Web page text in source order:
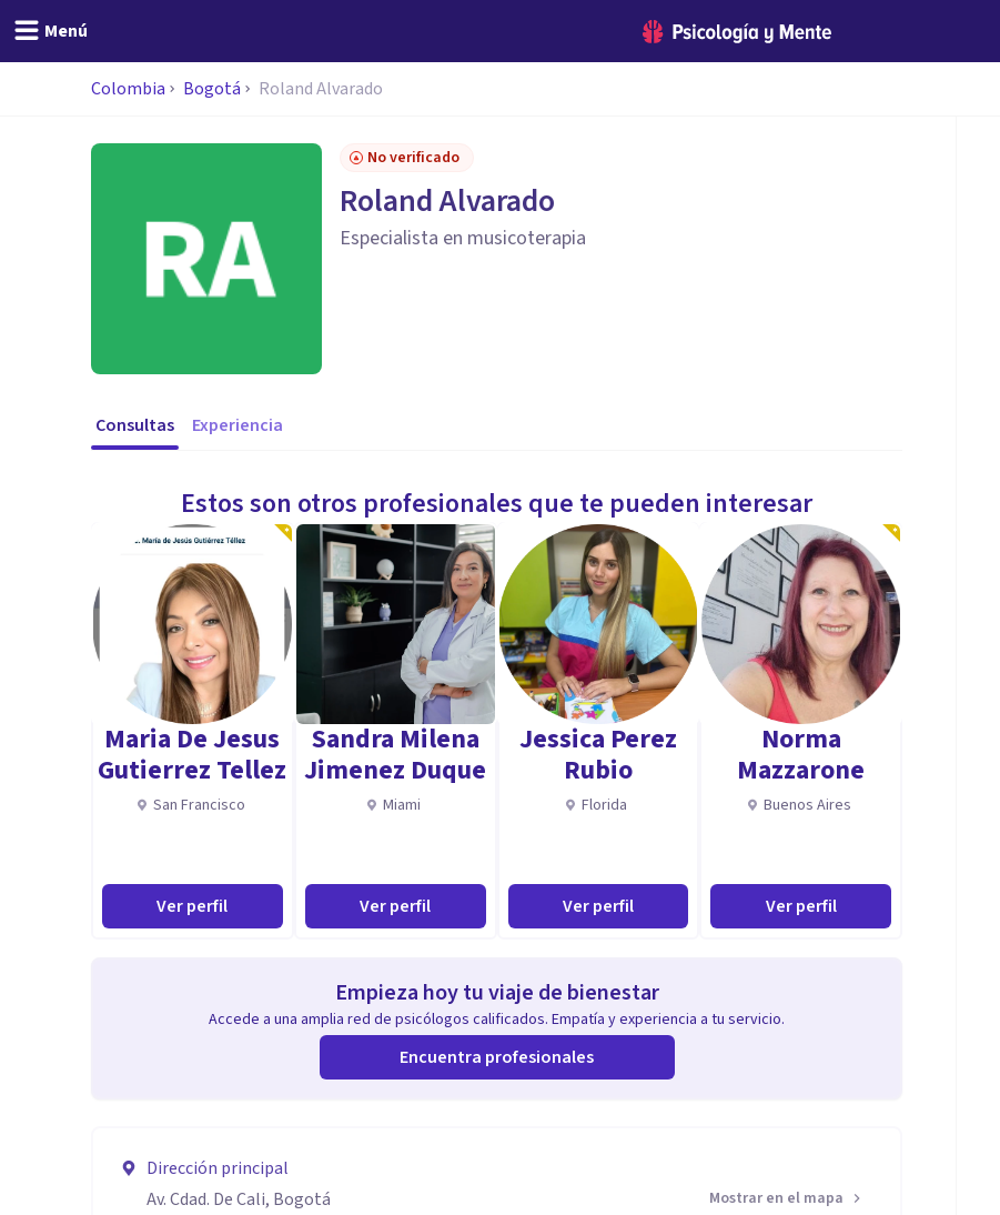
Menú
Colombia Bogotá Roland Alvarado
No verificado
Roland Alvarado
Especialista en musicoterapia
Consultas Experiencia
Estos son otros profesionales que te pueden interesar
Maria De Jesus
Gutierrez Tellez
San Francisco
Ver perfil
Sandra Milena
Jimenez Duque
Miami
Ver perfil
Jessica Perez
Rubio
Florida
Ver perfil
Norma
Mazzarone
Buenos Aires
Ver perfil
Empieza hoy tu viaje de bienestar
Accede a una amplia red de psicólogos calificados. Empatía y experiencia a tu servicio.
Encuentra profesionales
Dirección principal
Av. Cdad. De Cali, Bogotá
Mostrar en el mapa